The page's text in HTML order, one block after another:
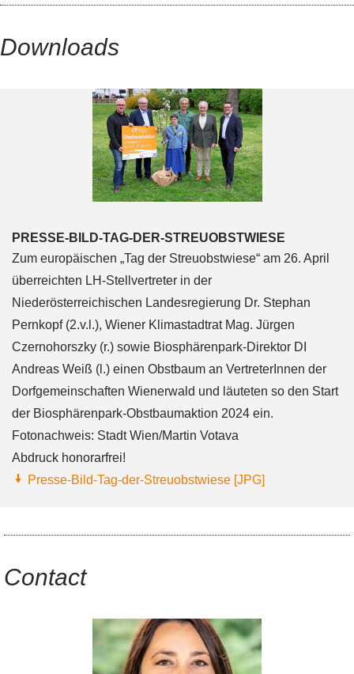
Downloads
PRESSE-BILD-TAG-DER-STREUOBSTWIESE
Zum europäischen „Tag der Streuobstwiese“ am 26. April
überreichten LH-Stellvertreter in der
Niederösterreichischen Landesregierung Dr. Stephan
Pernkopf (2.v.l.), Wiener Klimastadtrat Mag. Jürgen
Czernohorszky (r.) sowie Biosphärenpark-Direktor DI
Andreas Weiß (l.) einen Obstbaum an VertreterInnen der
Dorfgemeinschaften Wienerwald und läuteten so den Start
der Biosphärenpark-Obstbaumaktion 2024 ein.
Fotonachweis: Stadt Wien/Martin Votava
Abdruck honorarfrei!
Presse-Bild-Tag-der-Streuobstwiese [JPG]
Contact